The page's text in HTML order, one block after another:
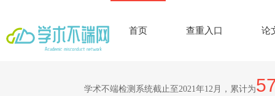
首页 查重入口 论
学术不端检测系统截止至2021年12月，累计为